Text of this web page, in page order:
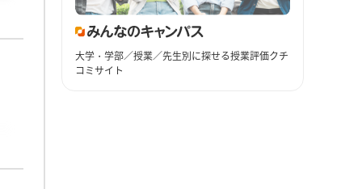
大学・学部／授業／先生別に探せる授業評価クチ
コミサイト